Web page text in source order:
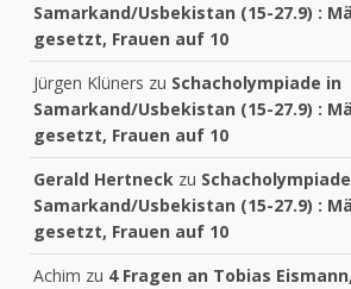
Samarkand/Usbekistan (15-27.9) :
gesetzt, Frauen auf 10
Jürgen Klüners zu Schacholympiade in
Samarkand/Usbekistan (15-27.9) :
gesetzt, Frauen auf 10
Gerald Hertneck zu
Samarkand/Usbekistan (15-27.9) :
gesetzt, Frauen auf 10
Achim zu 4 Fragen an Tobias